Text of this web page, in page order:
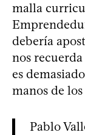
malla
debería
nos
es
manos de
Pablo